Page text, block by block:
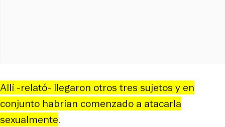
Allí -relató- llegaron otros tres sujetos y en
conjunto habrían comenzado a atacarla
sexualmente.